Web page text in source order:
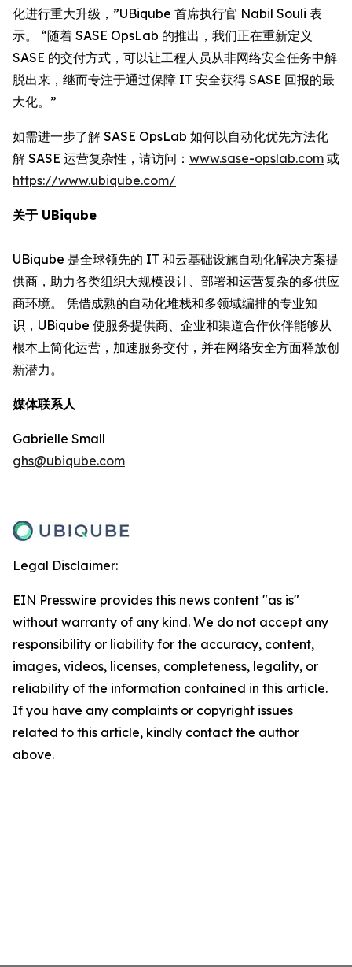
化进行重大升级，”UBiqube 首席执行官 Nabil Souli 表
示。 “随着 SASE OpsLab 的推出，我们正在重新定义
SASE 的交付方式，可以让工程人员从非网络安全任务中解
脱出来，继而专注于通过保障 IT 安全获得 SASE 回报的最
大化。”
如需进一步了解 SASE OpsLab 如何以自动化优先方法化
解 SASE 运营复杂性，请访问： www.sase-opslab.com 或
https://www.ubiqube.com/
关于 UBiqube
UBiqube 是全球领先的 IT 和云基础设施自动化解决方案提
供商，助力各类组织大规模设计、部署和运营复杂的多供应
商环境。 凭借成熟的自动化堆栈和多领域编排的专业知
识，UBiqube 使服务提供商、企业和渠道合作伙伴能够从
根本上简化运营，加速服务交付，并在网络安全方面释放创
新潜力。
媒体联系人
Gabrielle Small
ghs@ubiqube.com
Legal Disclaimer:
EIN Presswire provides this news content "as is"
without warranty of any kind. We do not accept any
responsibility or liability for the accuracy, content,
images, videos, licenses, completeness, legality, or
reliability of the information contained in this article.
If you have any complaints or copyright issues
related to this article, kindly contact the author
above.